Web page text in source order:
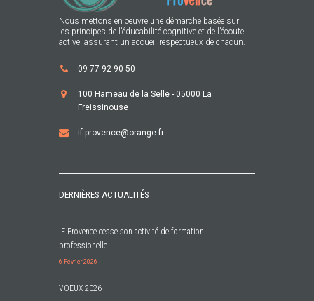
Nous mettons en oeuvre une démarche basée sur
les principes de l’éducabilité cognitive et de l’écoute
active, assurant un accueil respectueux de chacun.
09 77 92 90 50
100 Hameau de la Selle - 05000 La
Freissinouse
if.provence@orange.fr
DERNIÈRES ACTUALITÉS
IF Provence cesse son activité de formation
professionelle
6 Février 2026
VOEUX 2026